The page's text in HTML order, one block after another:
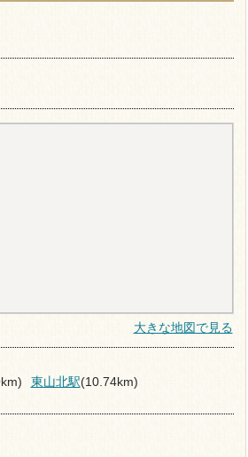
大きな地図で見る
東山北駅(10.74km)